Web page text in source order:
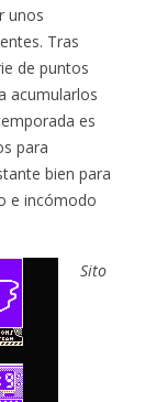
unos
Tras
de puntos
acumularlos
es
para
bien para
e incómodo
Sito